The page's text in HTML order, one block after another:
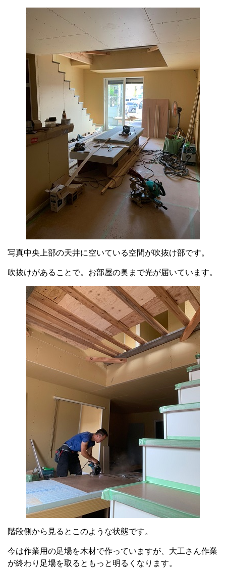
写真中央上部の天井に空いている空間が吹抜け部です。
吹抜けがあることで。お部屋の奥まで光が届いています。
階段側から見るとこのような状態です。
今は作業用の足場を木材で作っていますが、大工さん作業
が終わり足場を取るともっと明るくなります。